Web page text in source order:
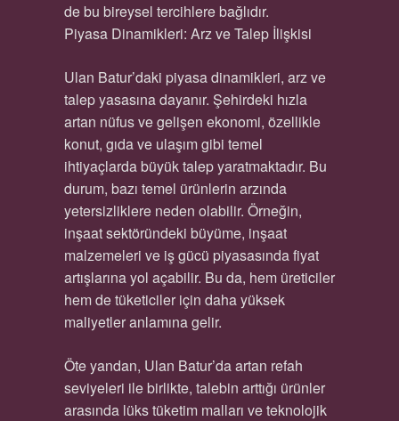
de bu bireysel tercihlere bağlıdır.
Piyasa Dinamikleri: Arz ve Talep İlişkisi
Ulan Batur’daki piyasa dinamikleri, arz ve
talep yasasına dayanır. Şehirdeki hızla
artan nüfus ve gelişen ekonomi, özellikle
konut, gıda ve ulaşım gibi temel
ihtiyaçlarda büyük talep yaratmaktadır. Bu
durum, bazı temel ürünlerin arzında
yetersizliklere neden olabilir. Örneğin,
inşaat sektöründeki büyüme, inşaat
malzemeleri ve iş gücü piyasasında fiyat
artışlarına yol açabilir. Bu da, hem üreticiler
hem de tüketiciler için daha yüksek
maliyetler anlamına gelir.
Öte yandan, Ulan Batur’da artan refah
seviyeleri ile birlikte, talebin arttığı ürünler
arasında lüks tüketim malları ve teknolojik